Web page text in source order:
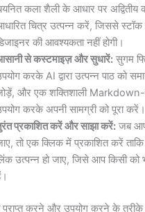
कला शैली के आधार पर
चित्र उत्पन्न करें, जिससे स्टॉक
की आवश्यकता नहीं होगी।
से कस्टमाइज़ और सुधारें: सुगम
करके AI द्वारा उत्पन्न पाठ को
और एक शक्तिशाली
करके अपनी सामग्री को पूरा करें।
प्रकाशित करें और साझा करें: जब
तो एक क्लिक में प्रकाशित करें
उत्पन्न हो जाए, जिसे आप किसी
प्राप्त करने और उपयोग करने के तरीके